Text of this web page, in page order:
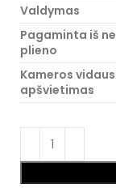
Valdymas
Pagaminta iš
plieno
Kameros vidaus
apšvietimas